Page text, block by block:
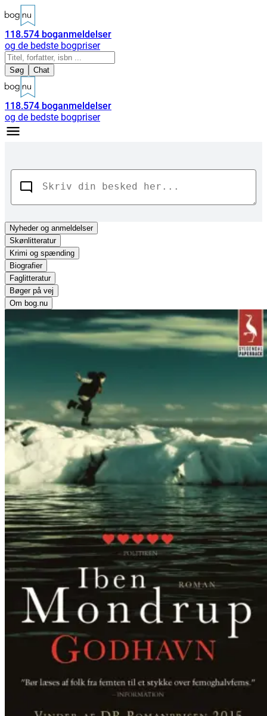
118.574 boganmeldelser
og de bedste bogpriser
Søg Chat
118.574 boganmeldelser
og de bedste bogpriser
Nyhederog anmeldelser
Skønlitteratur
Krimi og spænding
Biografier
Faglitteratur
Bøger på vej
Om bog.nu